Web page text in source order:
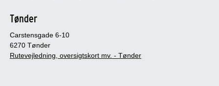
Tønder
Carstensgade 6-10
6270 Tønder
Rutevejledning, oversigtskort mv. - Tønder